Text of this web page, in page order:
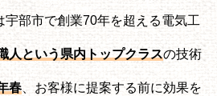
部市で創業70年を超える電気工
人という県内トップクラスの技術
春、お客様に提案する前に効果を